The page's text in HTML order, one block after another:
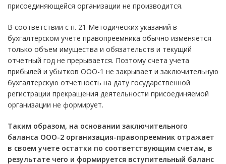
присоединяющейся организации не производится.
В соответствии с п. 21 Методических указаний в
бухгалтерском учете правопреемника обычно изменяется
только объем имущества и обязательств и текущий
отчетный год не прерывается. Поэтому счета учета
прибылей и убытков ООО-1 не закрывает и заключительную
бухгалтерскую отчетность на дату государственной
регистрации прекращения деятельности присоединяемой
организации не формирует.
Таким образом, на основании заключительного
баланса ООО-2 организация-правопреемник отражает
в своем учете остатки по соответствующим счетам, в
результате чего и формируется вступительный баланс